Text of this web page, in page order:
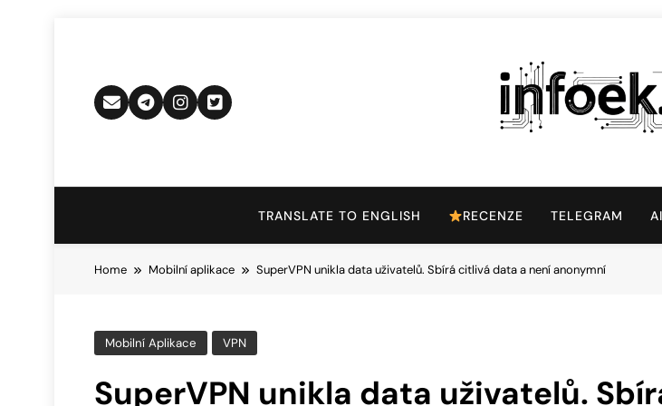
Infoek.cz
TRANSLATE TO ENGLISH RECENZE TELEGRAM AI
Home Mobilní aplikace SuperVPN unikla data uživatelů. Sbírá citlivá data a není anonymní
Mobilní Aplikace VPN
SuperVPN unikla data uživatelů.